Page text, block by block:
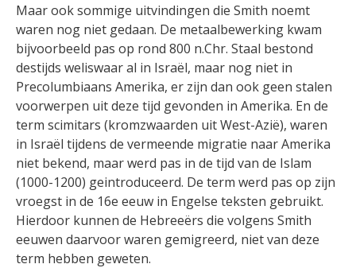
Maar ook sommige uitvindingen die Smith noemt
waren nog niet gedaan. De metaalbewerking kwam
bijvoorbeeld pas op rond 800 n.Chr. Staal bestond
destijds weliswaar al in Israël, maar nog niet in
Precolumbiaans Amerika, er zijn dan ook geen stalen
voorwerpen uit deze tijd gevonden in Amerika. En de
term scimitars (kromzwaarden uit West-Azië), waren
in Israël tijdens de vermeende migratie naar Amerika
niet bekend, maar werd pas in de tijd van de Islam
(1000-1200) geintroduceerd. De term werd pas op zijn
vroegst in de 16e eeuw in Engelse teksten gebruikt.
Hierdoor kunnen de Hebreeërs die volgens Smith
eeuwen daarvoor waren gemigreerd, niet van deze
term hebben geweten.